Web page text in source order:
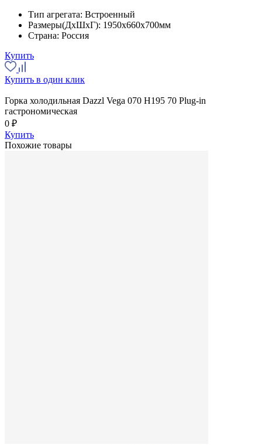
Тип агрегата: Встроенный
Размеры(ДхШхГ): 1950x660x700мм
Страна: Россия
Купить
Купить в один клик
Горка холодильная Dazzl Vega 070 H195 70 Plug-in
гастрономическая
0 ₽
Купить
Похожие товары